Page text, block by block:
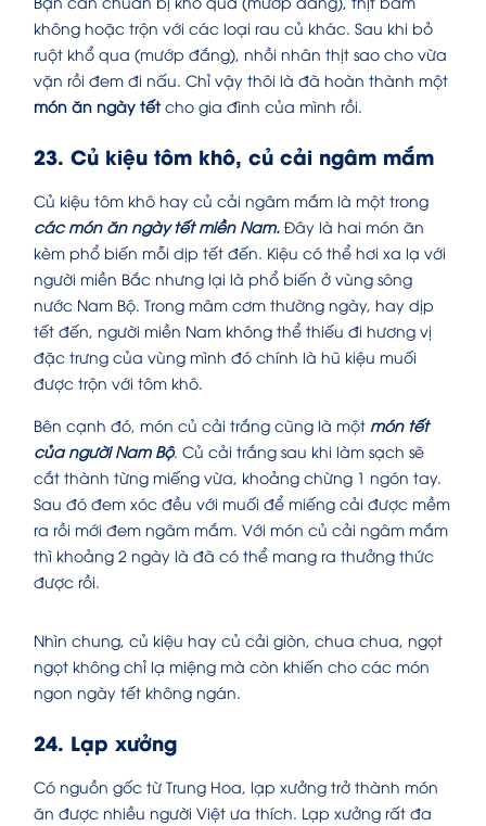
không hoặc trộn với các loại rau củ khác. Sau khi bỏ
ruột khổ qua (mướp đắng), nhồi nhân thịt sao cho vừa
vặn rồi đem đi nấu. Chỉ vậy thôi là đã hoàn thành một
món ăn ngày tếtcho gia đình của mình rồi.
23. Củ kiệu tôm khô, củ cải ngâm mắm
Củ kiệu tôm khô hay củ cải ngâm mắm là một trong
các món ăn ngày tết miền Nam. Đây là hai món ăn
kèm phổ biến mỗi dịp tết đến. Kiệu có thể hơi xa lạ với
người miền Bắc nhưng lại là phổ biến ở vùng sông
nước Nam Bộ. Trong mâm cơm thường ngày, hay dịp
tết đến, người miền Nam không thể thiếu đi hương vị
đặc trưng của vùng mình đó chính là hũ kiệu muối
được trộn với tôm khô.
Bên cạnh đó, món củ cải trắng cũng là một món tết
của người Nam Bộ. Củ cải trắng sau khi làm sạch sẽ
cắt thành từng miếng vừa, khoảng chừng 1 ngón tay.
Sau đó đem xóc đều với muối để miếng cải được mềm
ra rồi mới đem ngâm mắm. Với món củ cải ngâm mắm
thì khoảng 2 ngày là đã có thể mang ra thưởng thức
được rồi.
Nhìn chung, củ kiệu hay củ cải giòn, chua chua, ngọt
ngọt không chỉ lạ miệng mà còn khiến cho các món
ngon ngày tết không ngán.
24. Lạp xưởng
Có nguồn gốc từ Trung Hoa, lạp xưởng trở thành món
ăn được nhiều người Việt ưa thích. Lạp xưởng rất đa